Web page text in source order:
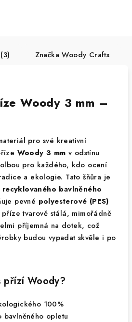
Značka Woody Crafts
Woody 3 mm –
pro své kreativní
Woody 3 mm v odstínu
pro každého, kdo ocení
a ekologie. Tato šňůra je
bavlněného
pevné polyesterové (PES)
tvarově stálá, mimořádně
příjemná na dotek, což
budou vypadat skvěle i po
přízí Woody?
100%
bavlněného opletu